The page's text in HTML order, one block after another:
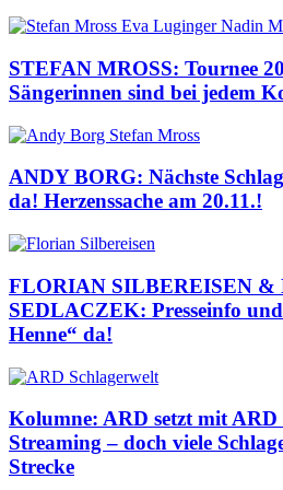
STEFAN MROSS: Tournee
Sängerinnen sind bei jedem
ANDY BORG: Nächste
da! Herzenssache am 20.11.!
FLORIAN SILBEREISEN &
SEDLACZEK: Presseinfo
Henne“ da!
Kolumne: ARD setzt mit ARD
Streaming – doch viele
Strecke